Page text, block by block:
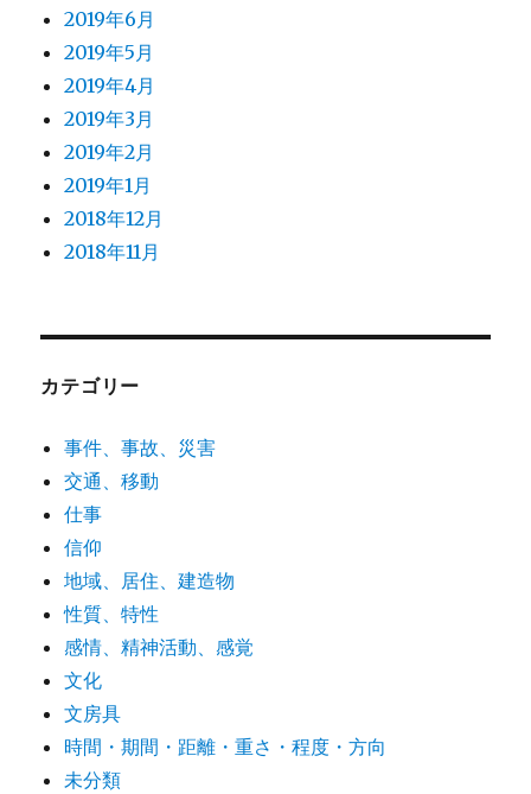
2019年6月
2019年5月
2019年4月
2019年3月
2019年2月
2019年1月
2018年12月
2018年11月
カテゴリー
事件、事故、災害
交通、移動
仕事
信仰
地域、居住、建造物
性質、特性
感情、精神活動、感覚
文化
文房具
時間・期間・距離・重さ・程度・方向
未分類